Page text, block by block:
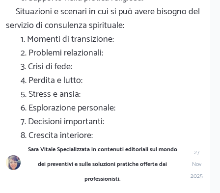
Situazioni e scenari in cui si può avere bisogno del
servizio di consulenza spirituale:
1. Momenti di transizione:
2. Problemi relazionali:
3. Crisi di fede:
4. Perdita e lutto:
5. Stress e ansia:
6. Esplorazione personale:
7. Decisioni importanti:
8. Crescita interiore:
Sara Vitale Specializzata in contenuti editoriali sul mondo
dei preventivi e sulle soluzioni pratiche offerte dai
professionisti.
27
Nov
2025